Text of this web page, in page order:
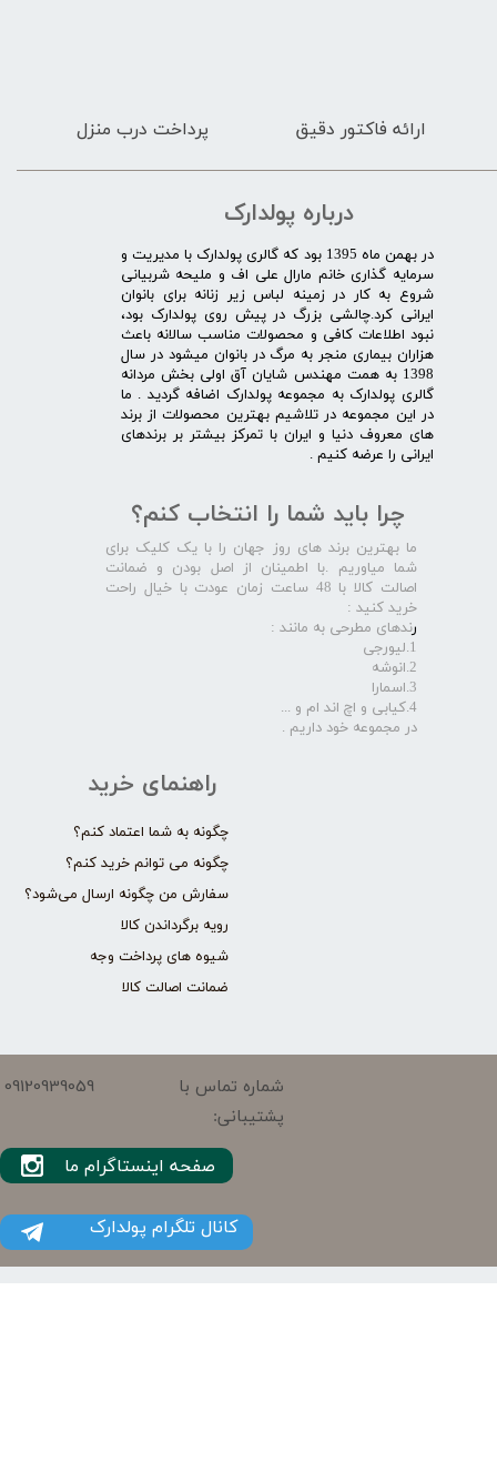
ارائه فاکتور دقیق پرداخت درب منزل
درباره پولدارک
در بهمن ماه 1395 بود که گالری پولدارک با مدیریت و
سرمایه گذاری خانم مارال علی اف و ملیحه شربیانی
شروع به کار در زمینه لباس زیر زنانه برای بانوان
ایرانی کرد.چالشی بزرگ در پیش روی پولدارک بود،
نبود اطلاعات کافی و محصولات مناسب سالانه باعث
هزاران بیماری منجر به مرگ در بانوان میشود در سال
1398 به همت مهندس شایان آق اولی بخش مردانه
گالری پولدارک به مجموعه پولدارک اضافه گردید . ما
در این مجموعه در تلاشیم بهترین محصولات از برند
های معروف دنیا و ایران با تمرکز بیشتر بر برندهای
ایرانی را عرضه کنیم .​​​​​​​
راهنمای خرید
چگونه به شما اعتماد کنم؟
چگونه می توانم خرید کنم؟
سفارش من چگونه ارسال می‌شود؟
رویه برگرداندن کالا
شیوه های پرداخت وجه
ضمانت اصالت کالا
چرا باید شما را انتخاب کنم؟
ما بهترین برند های روز جهان را با یک کلیک برای
شما میاوریم .با اطمینان از اصل بودن و ضمانت
اصالت کالا با 48 ساعت زمان عودت با خیال راحت
خرید کنید :
رندهای مطرحی به مانند :
1.لیورجی
2.انوشه
3.اسمارا
4.کیابی و اچ اند ام و ...
در مجموعه خود داریم .​​​​​​​
شماره تماس با
پشتیبانی:
09120939059
کانال تلگرام پولدارک
صفحه اینستاگرام ما